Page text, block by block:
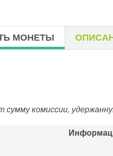
МОНЕТЫ
сумму комиссии,